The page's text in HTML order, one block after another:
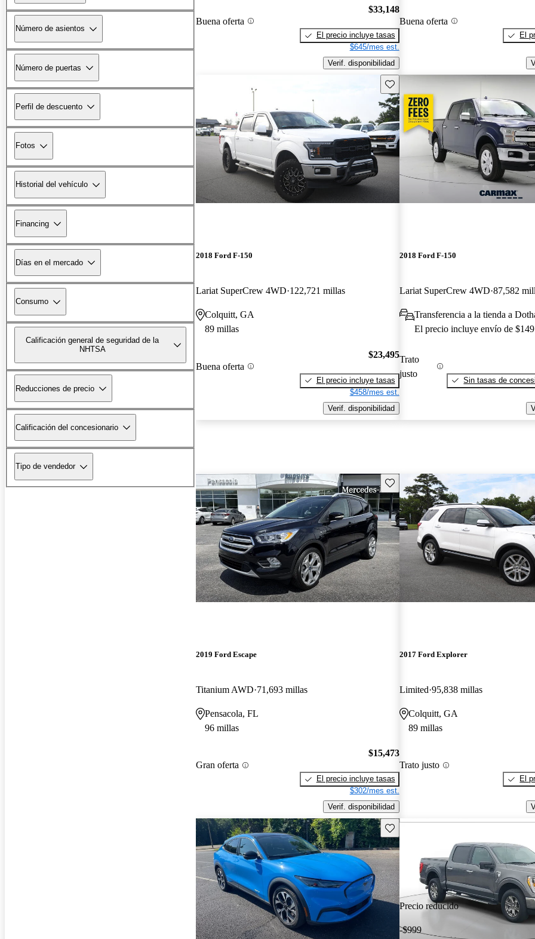
Número de asientos
Número de puertas
Perfil de descuento
Fotos
Historial del vehículo
Financing
Días en el mercado
Consumo
Calificación general de seguridad de la
NHTSA
Reducciones de precio
Calificación del concesionario
Tipo de vendedor
Buena oferta
$33,148
El precio incluye tasas
$645/mes est.
Verif. disponibilidad
Buena oferta
El
Guarda este Aviso
2018 Ford F-150
Lariat SuperCrew 4WD 122,721 millas
Colquitt, GA
89 millas
Buena oferta
$23,495
El precio incluye tasas
$458/mes est.
Verif. disponibilidad
2018 Ford F-150
Lariat SuperCrew 4WD 87,582
Transferencia a la tienda a
El precio incluye envío de $149
Trato
justo
Sin tasas de
Guarda este Aviso
2019 Ford Escape
Titanium AWD 71,693 millas
Pensacola, FL
96 millas
Gran oferta
$15,473
El precio incluye tasas
$302/mes est.
Verif. disponibilidad
2017 Ford Explorer
Limited 95,838 millas
Colquitt, GA
89 millas
Trato justo
El
Guarda este Aviso
Precio reducido
-$999